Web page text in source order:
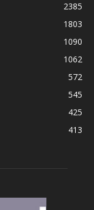
2385
1803
1090
1062
572
545
425
413